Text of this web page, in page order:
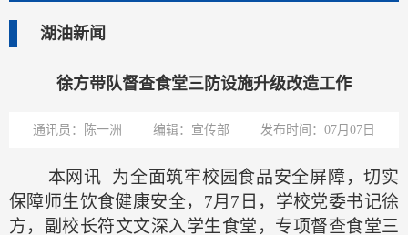
湖油新闻
徐方带队督查食堂三防设施升级改造工作
通讯员：陈一洲 编辑：宣传部 发布时间：07月07日
本网讯 为全面筑牢校园食品安全屏障，切实
保障师生饮食健康安全， 7月7日，学校党委书记徐
方，副校长符文文深入学生食堂，专项督查食堂三